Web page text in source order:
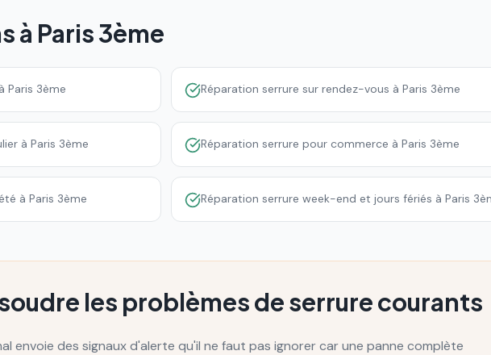
à Paris 3ème
Paris 3ème Réparation serrure sur rendez-vous à Paris 3ème
à Paris 3ème Réparation serrure pour commerce à Paris 3ème
à Paris 3ème Réparation serrure week-end et jours fériés à Paris
les problèmes de serrure courants
envoie des signaux d'alerte qu'il ne faut pas ignorer car une panne complète